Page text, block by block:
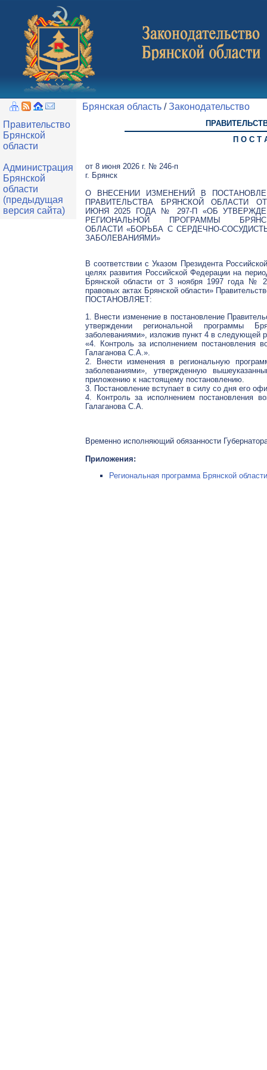
Правительство
Брянской
области
Администрация
Брянской
области
(предыдущая
версия сайта)
Брянская область /Законодательство
П О С Т
от 8 июня 2026 г. № 246-п
г. Брянск
О ВНЕСЕНИИ ИЗМЕНЕНИЙ В
ПРАВИТЕЛЬСТВА БРЯНСКОЙ ОБЛАСТИ
ИЮНЯ 2025 ГОДА № 297-П «ОБ
РЕГИОНАЛЬНОЙ ПРОГРАММЫ
ОБЛАСТИ «БОРЬБА С СЕРДЕЧНО-
ЗАБОЛЕВАНИЯМИ»
В соответствии с Указом Президента
целях развития Российской Федерации на
Брянской области от 3 ноября 1997 года №
правовых актах Брянской области»
ПОСТАНОВЛЯЕТ:
1. Внести изменение в постановление
утверждении региональной программы
заболеваниями», изложив пункт 4 в следующей
«4. Контроль за исполнением постановления
Галаганова С.А.».
2. Внести изменения в региональную
заболеваниями», утвержденную
приложению к настоящему постановлению.
3. Постановление вступает в силу со дня его
4. Контроль за исполнением постановления
Галаганова С.А.
Временно исполняющий обязанности
Приложения:
Региональная программа Брянской